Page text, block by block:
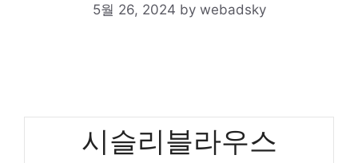
5월 26, 2024 by webadsky
시슬리블라우스